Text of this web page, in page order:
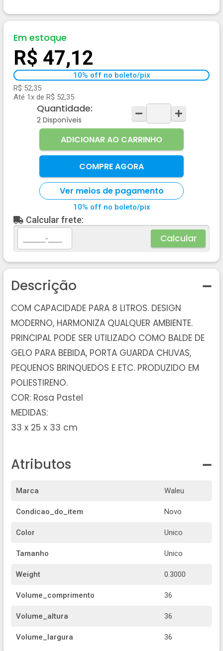
Em estoque
R$ 47,12
10% off no boleto/pix
R$ 52,35
Até 1x de R$ 52,35
Quantidade:
2 Disponíveis
ADICIONAR AO CARRINHO
COMPRE AGORA
Ver meios de pagamento
10% off no boleto/pix
Calcular frete:
Calcular
Descrição
COM CAPACIDADE PARA 8 LITROS. DESIGN
MODERNO, HARMONIZA QUALQUER AMBIENTE.
PRINCIPAL PODE SER UTILIZADO COMO BALDE DE
GELO PARA BEBIDA, PORTA GUARDA CHUVAS,
PEQUENOS BRINQUEDOS E ETC. PRODUZIDO EM
POLIESTIRENO.
COR: Rosa Pastel
MEDIDAS:
33 x 25 x 33 cm
Atributos
Marca Waleu
Condicao_do_item Novo
Color Unico
Tamanho Unico
Weight 0.3000
Volume_comprimento 36
Volume_altura 36
Volume_largura 36